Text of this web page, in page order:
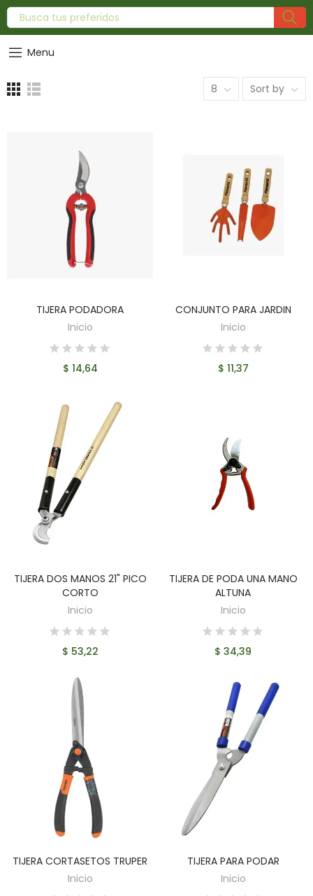
Menu
8 Sort by
AÑADIR AL CARRITO
TIJERA PODADORA
Inicio
$ 14,64
AÑADIR AL CARRITO
CONJUNTO PARA JARDIN
Inicio
$ 11,37
AÑADIR AL CARRITO
TIJERA DOS MANOS 21" PICO
CORTO
Inicio
$ 53,22
AÑADIR AL CARRITO
TIJERA DE PODA UNA MANO
ALTUNA
Inicio
$ 34,39
AÑADIR AL CARRITO
TIJERA CORTASETOS TRUPER
Inicio
AÑADIR AL CARRITO
TIJERA PARA PODAR
Inicio